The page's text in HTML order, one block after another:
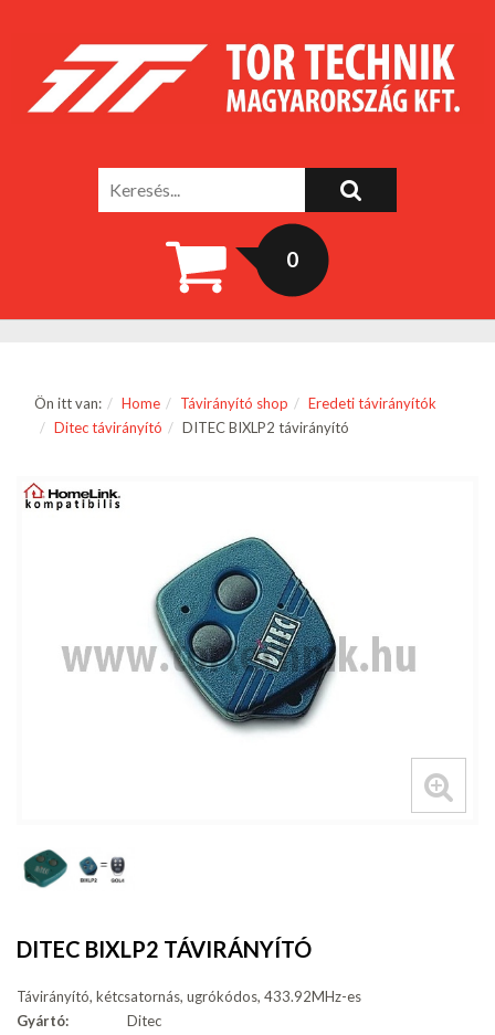
0
Ön itt van: Home Távirányító shop
Eredeti távirányítók
Ditec távirányító
DITEC BIXLP2 távirányító
DITEC BIXLP2 TÁVIRÁNYÍTÓ
Távirányító, kétcsatornás, ugrókódos, 433.92MHz-es
Gyártó:
Ditec